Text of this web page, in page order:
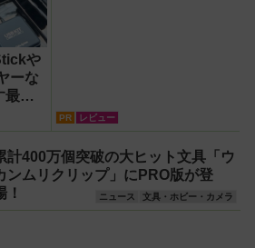
や
ーな
最短
で
プタ
シス
PR レビュー
計400万個突破の大ヒット文具「ウ
ンムリクリップ」にPRO版が登
！
ニュース 文具・ホビー・カメラ